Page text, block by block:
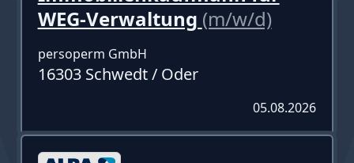
WEG-Verwaltung (m/w/d)
persoperm GmbH
16303 Schwedt / Oder
05.08.2026